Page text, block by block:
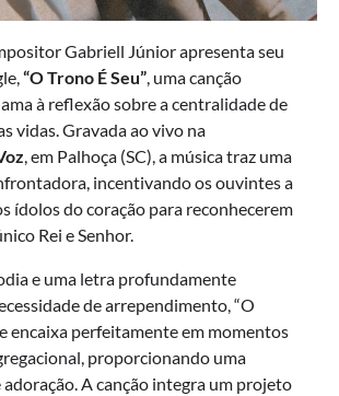
Gabriell Júnior apresenta seu
“O Trono É Seu”, uma canção
à reflexão sobre a centralidade de
vidas. Gravada ao vivo na
, em Palhoça (SC), a música traz uma
incentivando os ouvintes a
ídolos do coração para reconhecerem
Rei e Senhor.
e uma letra profundamente
de arrependimento, “O
encaixa perfeitamente em momentos
proporcionando uma
A canção integra um projeto